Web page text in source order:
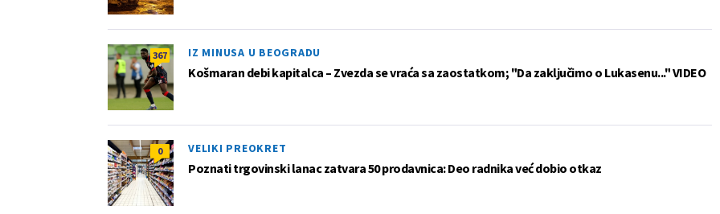
367 IZ MINUSA U BEOGRADU
Košmaran debi kapitalca – Zvezda se vraća sa zaostatkom; "Da zaključimo o Lukasenu..." VIDEO
0 VELIKI PREOKRET
Poznati trgovinski lanac zatvara 50 prodavnica: Deo radnika već dobio otkaz